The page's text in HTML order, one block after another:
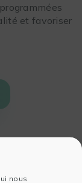
nous
et favoriser